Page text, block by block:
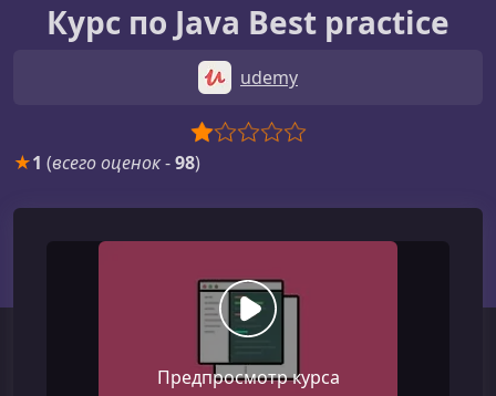
Курс по Java Best practice
udemy
★1 (всего оценок-98)
Предпросмотр курса